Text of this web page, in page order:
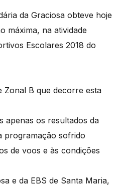
da Graciosa obteve hoje
máxima, na atividade
Escolares 2018 do
Zonal B que decorre esta
apenas os resultados da
programação sofrido
de voos e às condições
e da EBS de Santa Maria,